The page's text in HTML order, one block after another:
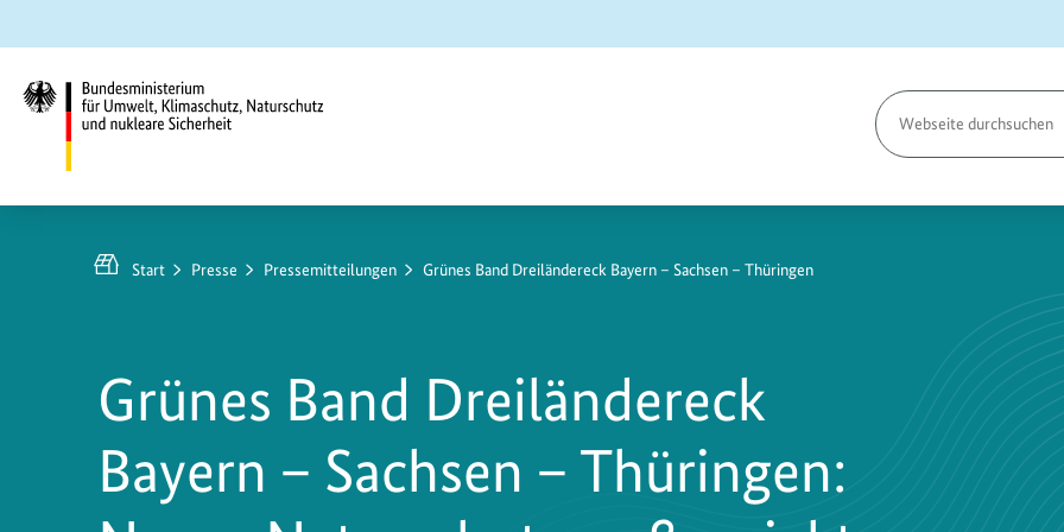
Hauptinhalt
springen
Suche
springen
Hauptnavigation
springen
Umwelt,
Klimaschutz,
nukleare
Sicherheit
Seite
durchsuchen
Start Presse Pressemitteilungen Grünes Band Dreiländereck Bayern – Sachsen – Thüringen
Grünes Band Dreiländereck
Bayern – Sachsen – Thüringen: